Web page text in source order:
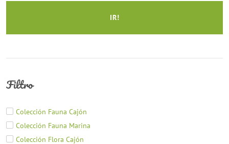
IR!
Filtro
Colección Fauna Cajón
Colección Fauna Marina
Colección Flora Cajón